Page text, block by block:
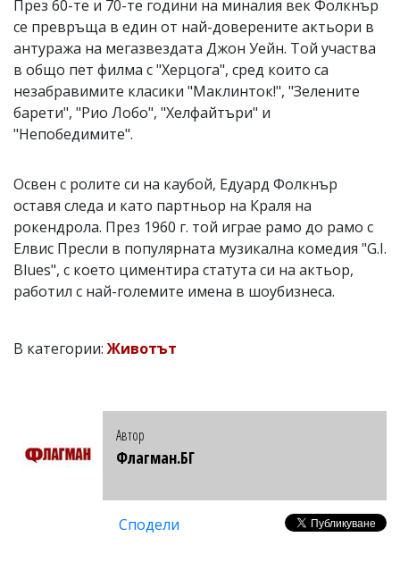
През 60-те и 70-те години на миналия век Фолкнър
се превръща в един от най-доверените актьори в
антуража на мегазвездата Джон Уейн. Той участва
в общо пет филма с "Херцога", сред които са
незабравимите класики "Маклинток!", "Зелените
барети", "Рио Лобо", "Хелфайтъри" и
"Непобедимите".
Освен с ролите си на каубой, Едуард Фолкнър
оставя следа и като партньор на Краля на
рокендрола. През 1960 г. той играе рамо до рамо с
Елвис Пресли в популярната музикална комедия "G.I.
Blues", с което циментира статута си на актьор,
работил с най-големите имена в шоубизнеса.
В категории:Животът
Автор
Флагман.БГ
Сподели